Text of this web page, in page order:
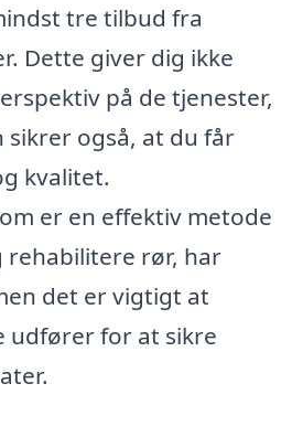
tre tilbud fra
Dette giver dig ikke
på de tjenester,
sikrer også, at du får
kvalitet.
er en effektiv metode
rør, har
det er vigtigt at
for at sikre